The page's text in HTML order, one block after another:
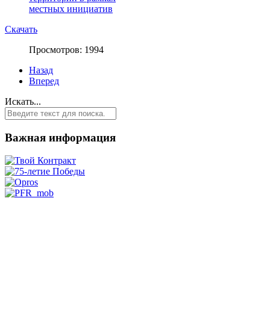
местных инициатив
Скачать
Просмотров: 1994
Назад
Вперед
Искать...
Важная информация